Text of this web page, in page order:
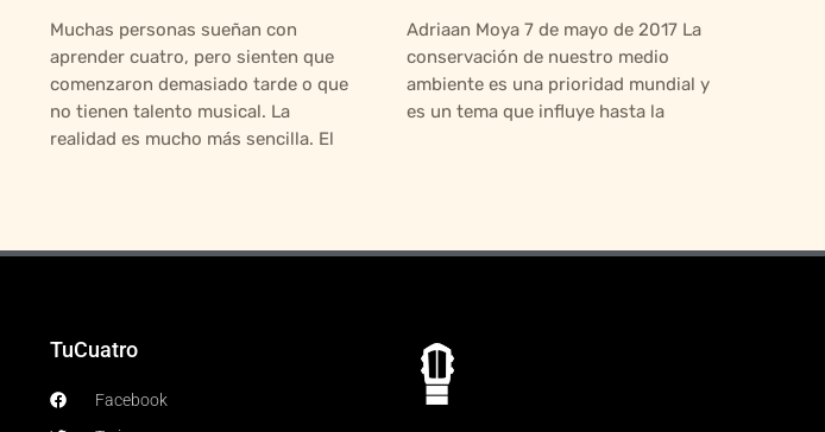
Muchas personas sueñan con
aprender cuatro, pero sienten que
comenzaron demasiado tarde o que
no tienen talento musical. La
realidad es mucho más sencilla. El
Adriaan Moya 7 de mayo de 2017 La
conservación de nuestro medio
ambiente es una prioridad mundial y
es un tema que influye hasta la
TuCuatro
Facebook